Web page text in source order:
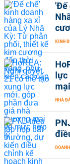
'Đế
KINH
NHÀ